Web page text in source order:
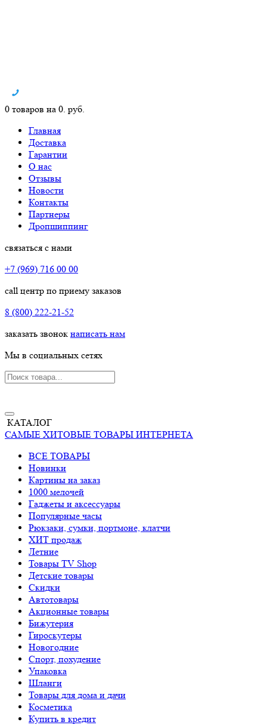
0 товаров на 0. руб.
Главная
Доставка
Гарантии
О нас
Отзывы
Новости
Контакты
Партнеры
Дропшиппинг
связаться с нами
+7 (969) 716 00 00
call центр по приему заказов
8 (800) 222-21-52
заказать звонок написать нам
Мы в социальных сетях
КАТАЛОГ
САМЫЕ ХИТОВЫЕ ТОВАРЫ ИНТЕРНЕТА
ВСЕ ТОВАРЫ
Новинки
Картины на заказ
1000 мелочей
Гаджеты и аксессуары
Популярные часы
Рюкзаки, сумки, портмоне, клатчи
ХИТ продаж
Летние
Товары TV Shop
Детские товары
Cкидки
Автотовары
Акционные товары
Бижутерия
Гироскутеры
Новогодние
Спорт, похудение
Упаковка
Шланги
Товары для дома и дачи
Косметика
Купить в кредит